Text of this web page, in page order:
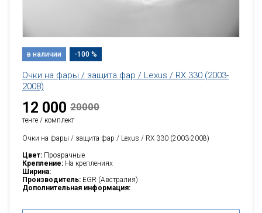
в наличии -100 %
Очки на фары / защита фар / Lexus / RX 330 (2003-
2008)
12 000 20000
тенге / комплект
Очки на фары / защита фар / Lexus / RX 330 (2003-2008)
Цвет: Прозрачные
Крепление: На креплениях
Ширина:
Производитель: EGR (Австралия)
Дополнительная информация: